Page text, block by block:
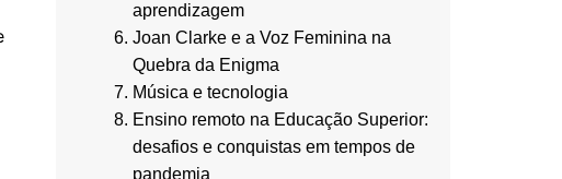
aprendizagem
Joan Clarke e a Voz Feminina na
Quebra da Enigma
Música e tecnologia
Ensino remoto na Educação Superior:
desafios e conquistas em tempos de
pandemia